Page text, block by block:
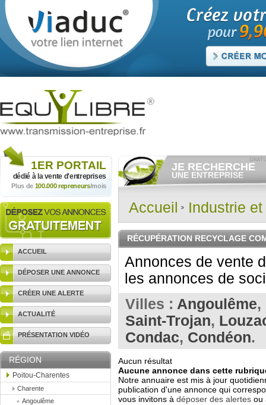
1ER PORTAIL
dédié à la vente d'entreprises
Plus de 100.000 repreneurs/mois
ACCUEIL
DÉPOSER UNE ANNONCE
CRÉER UNE ALERTE
ACTUALITÉ
PRÉSENTATION VIDÉO
RÉGION
Poitou-Charentes
Charente
Angoulême
JE RECHERCHE
UNE ENTREPRISE
Consulter gratuitementles
vendre.
Et/ou déposergratuitement
RECHERCHER UNE
ANNONCE
Accueil Industrie
RÉCUPÉRATION RECYCLAGE
Annonces de vente
les annonces de
Villes : Angoulême,
Saint-Trojan,
Condac, Condéon.
Aucun résultat
Aucune annonce dans cette
Notre annuaire est mis à jour
publication d'une annonce qui
vous invitons à déposer des alertes ou